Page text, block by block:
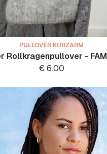
PULLOVER KURZARM
Rollkragenpullover -
€6.00